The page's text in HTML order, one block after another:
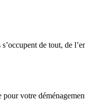
de tout, de
votre